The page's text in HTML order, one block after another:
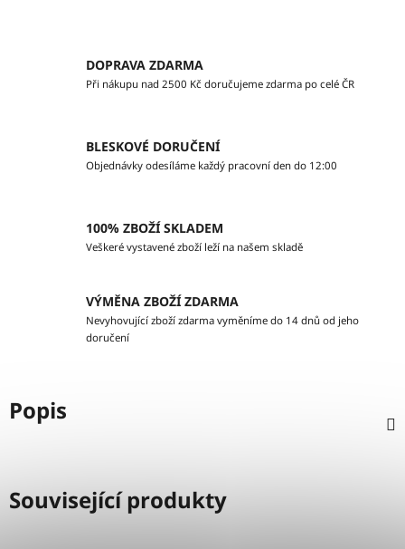
DOPRAVA ZDARMA
Při nákupu nad 2500 Kč doručujeme zdarma po celé ČR
BLESKOVÉ DORUČENÍ
Objednávky odesíláme každý pracovní den do 12:00
100% ZBOŽÍ SKLADEM
Veškeré vystavené zboží leží na našem skladě
VÝMĚNA ZBOŽÍ ZDARMA
Nevyhovující zboží zdarma vyměníme do 14 dnů od jeho
doručení
Popis
Související produkty